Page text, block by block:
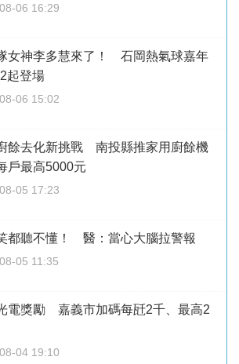
06 16:29
女神李多慧來了！ 石岡熱氣球嘉年
起登場
06 15:02
餘去化新挑戰 南投縣推家用廚餘機
戶最高5000元
05 17:23
都聽不懂！ 醫：當心大腦拉警報
05 11:35
電獎勵 嘉義市加碼每瓩2千、最高2
04 19:10